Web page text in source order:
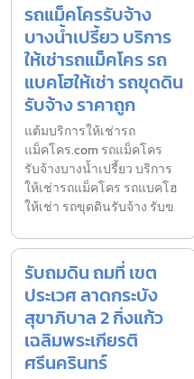
รถแม็คโครรับจ้าง
บางน้ำเปรี้ยว บริการ
ให้เช่ารถแม็คโคร รถ
แบคโฮให้เช่า รถขุดดิน
รับจ้าง ราคาถูก
แต้มบริการให้เช่ารถ
แม็คโคร.com รถแม็คโคร
รับจ้างบางน้ำเปรี้ยว บริการ
ให้เช่ารถแม็คโคร รถแบคโฮ
ให้เช่า รถขุดดินรับจ้าง รับข
รับถมดิน ถมที่ เขต
ประเวศ ลาดกระบัง
สุขาภิบาล 2 กิ่งแก้ว
เฉลิมพระเกียรติ
ศรีนครินทร์